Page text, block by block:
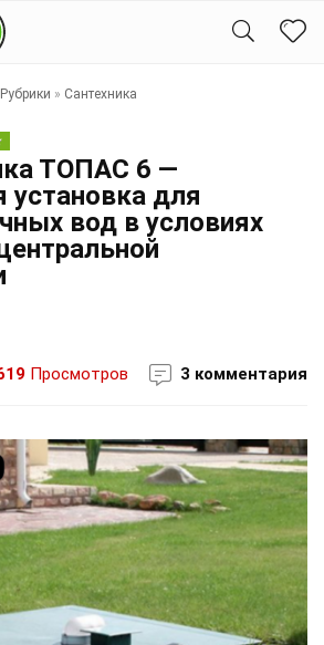
Рубрики » Сантехника
ТОПАС 6 —
установка для
вод в условиях
Просмотров 3 комментария